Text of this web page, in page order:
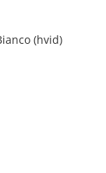
(hvid)